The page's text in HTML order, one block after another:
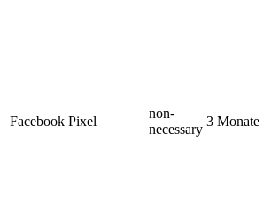
Facebook Pixel
non-
necessary
3 Monate